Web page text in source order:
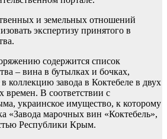
и земельных отношений
экспертизу принятого в
содержится список
– вина в бутылках и бочках,
коллекцию завода в Коктебеле в двух
времен. В соответствии с
украинское имущество, к которому
«Завода марочных вин «Коктебель»,
Республики Крым.